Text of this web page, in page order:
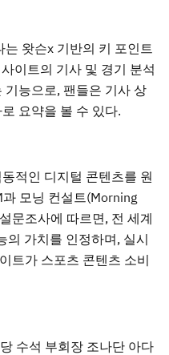
왓슨x 기반의 키 포인트
이트의 기사 및 경기 분석
기능으로, 팬들은 기사 상
요약을 볼 수 있다.
적인 디지털 콘텐츠를 원
모닝 컨설트(Morning
문조사에 따르면, 전 세계
가치를 인정하며, 실시
트가 스포츠 콘텐츠 소비
수석 부회장 조나단 아다